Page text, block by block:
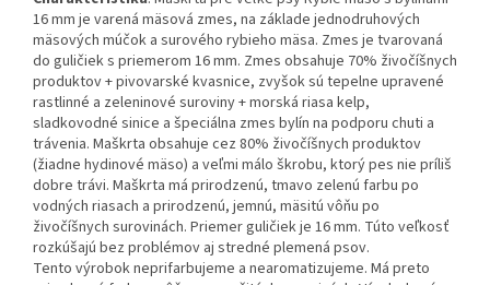
16 mm je varená mäsová zmes, na základe jednodruhových
mäsových múčok a surového rybieho mäsa. Zmes je tvarovaná
do guličiek s priemerom 16 mm. Zmes obsahuje 70% živočíšnych
produktov + pivovarské kvasnice, zvyšok sú tepelne upravené
rastlinné a zeleninové suroviny + morská riasa kelp,
sladkovodné sinice a špeciálna zmes bylín na podporu chuti a
trávenia. Maškrta obsahuje cez 80% živočíšnych produktov
(žiadne hydinové mäso) a veľmi málo škrobu, ktorý pes nie príliš
dobre trávi. Maškrta má prirodzenú, tmavo zelenú farbu po
vodných riasach a prirodzenú, jemnú, mäsitú vôňu po
živočíšnych surovinách. Priemer guličiek je 16 mm. Túto veľkosť
rozkúšajú bez problémov aj stredné plemená psov.
Tento výrobok neprifarbujeme a nearomatizujeme. Má preto